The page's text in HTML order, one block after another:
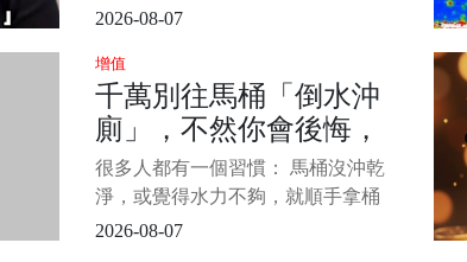
度高溫的避難所里，斷水斷電，連
一個22歲的姑娘掏了300萬日圓 ，還
拉了一卡車物資送進災區。 可錢剛
捐出去，罵聲就追著來了。 1/9 這
個姑娘叫
2026-08-07
增值
千萬別往馬桶「倒水沖
廁」，不然你會後悔，
看完你就懂了
很多人都有一個習慣： 馬桶沒沖乾
淨，或覺得水力不夠，就順手拿桶
子往裡面「倒水」，想說這樣沖比
2026-08-07